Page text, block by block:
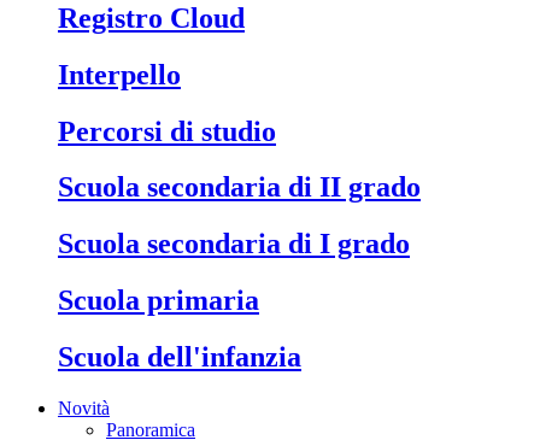
Registro Cloud
Interpello
Percorsi di studio
Scuola secondaria di II grado
Scuola secondaria di I grado
Scuola primaria
Scuola dell'infanzia
Novità
Panoramica